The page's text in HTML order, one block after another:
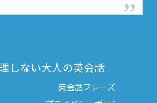
しない大人の英会話
英会話フレーズ